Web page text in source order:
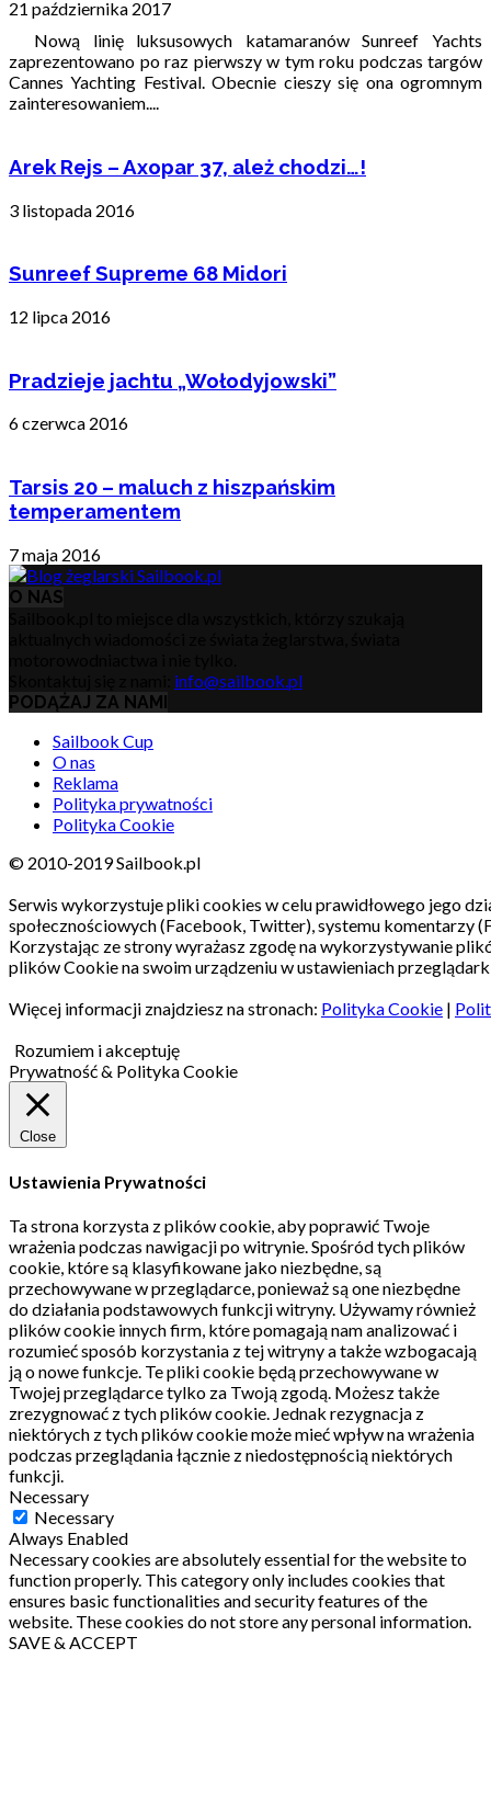
21 października 2017
Nową linię luksusowych katamaranów Sunreef Yachts
zaprezentowano po raz pierwszy w tym roku podczas targów
Cannes Yachting Festival. Obecnie cieszy się ona ogromnym
zainteresowaniem....
Arek Rejs – Axopar 37, ależ chodzi…!
3 listopada 2016
Sunreef Supreme 68 Midori
12 lipca 2016
Pradzieje jachtu „Wołodyjowski”
6 czerwca 2016
Tarsis 20 – maluch z hiszpańskim
temperamentem
7 maja 2016
O NAS
info@sailbook.pl
PODĄŻAJ ZA NAMI
Sailbook Cup
O nas
Reklama
Polityka prywatności
Polityka Cookie
© 2010-2019 Sailbook.pl
Serwis wykorzystuje pliki cookies w celu prawidłowego jego
społecznościowych (Facebook, Twitter), systemu komentarzy
Korzystając ze strony wyrażasz zgodę na wykorzystywanie
plików Cookie na swoim urządzeniu w ustawieniach
Więcej informacji znajdziesz na stronach: Polityka Cookie |
Rozumiem i akceptuję
Prywatność & Polityka Cookie
Close
Ustawienia Prywatności
Ta strona korzysta z plików cookie, aby poprawić Twoje
wrażenia podczas nawigacji po witrynie.Spośród tych plików
cookie, które są klasyfikowane jako niezbędne, są
przechowywane w przeglądarce, ponieważ są one niezbędne
do działania podstawowych funkcji witryny. Używamy również
plików cookie innych firm, które pomagają nam analizować i
rozumieć sposób korzystania z tej witryny a także wzbogacają
ją o nowe funkcje. Te pliki cookie będą przechowywane w
Twojej przeglądarce tylko za Twoją zgodą. Możesz także
zrezygnować z tych plików cookie. Jednak rezygnacja z
niektórych z tych plików cookie może mieć wpływ na wrażenia
podczas przeglądania łącznie z niedostępnością niektórych
funkcji.
Necessary
Necessary
Always Enabled
Necessary cookies are absolutely essential for the website to
function properly. This category only includes cookies that
ensures basic functionalities and security features of the
website. These cookies do not store any personal information.
SAVE & ACCEPT